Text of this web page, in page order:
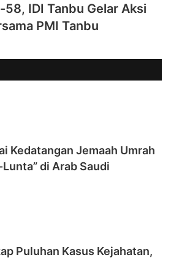
58, IDI Tanbu Gelar Aksi
PMI Tanbu
Kedatangan Jemaah Umrah
di Arab Saudi
Puluhan Kasus Kejahatan,